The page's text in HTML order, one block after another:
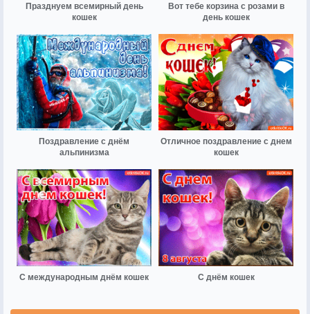
Празднуем всемирный день
кошек
Вот тебе корзина с розами в
день кошек
Поздравление с днём
альпинизма
Отличное поздравление с днем
кошек
С международным днём кошек С днём кошек